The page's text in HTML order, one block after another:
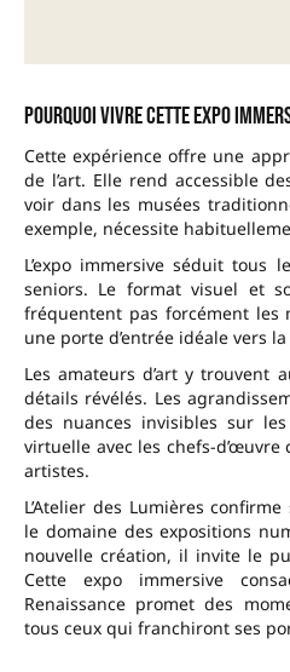
Pourquoi vivre cette expo
Cette expérience offre une
de l’art. Elle rend accessible
voir dans les musées
exemple, nécessite
L’expo immersive séduit tous
seniors. Le format visuel et
fréquentent pas forcément les
une porte d’entrée idéale vers
Les amateurs d’art y trouvent
détails révélés. Les
des nuances invisibles sur
virtuelle avec les chefs-
artistes.
L’Atelier des Lumières
le domaine des expositions
nouvelle création, il invite le
Cette expo immersive
Renaissance promet des
tous ceux qui franchiront ses